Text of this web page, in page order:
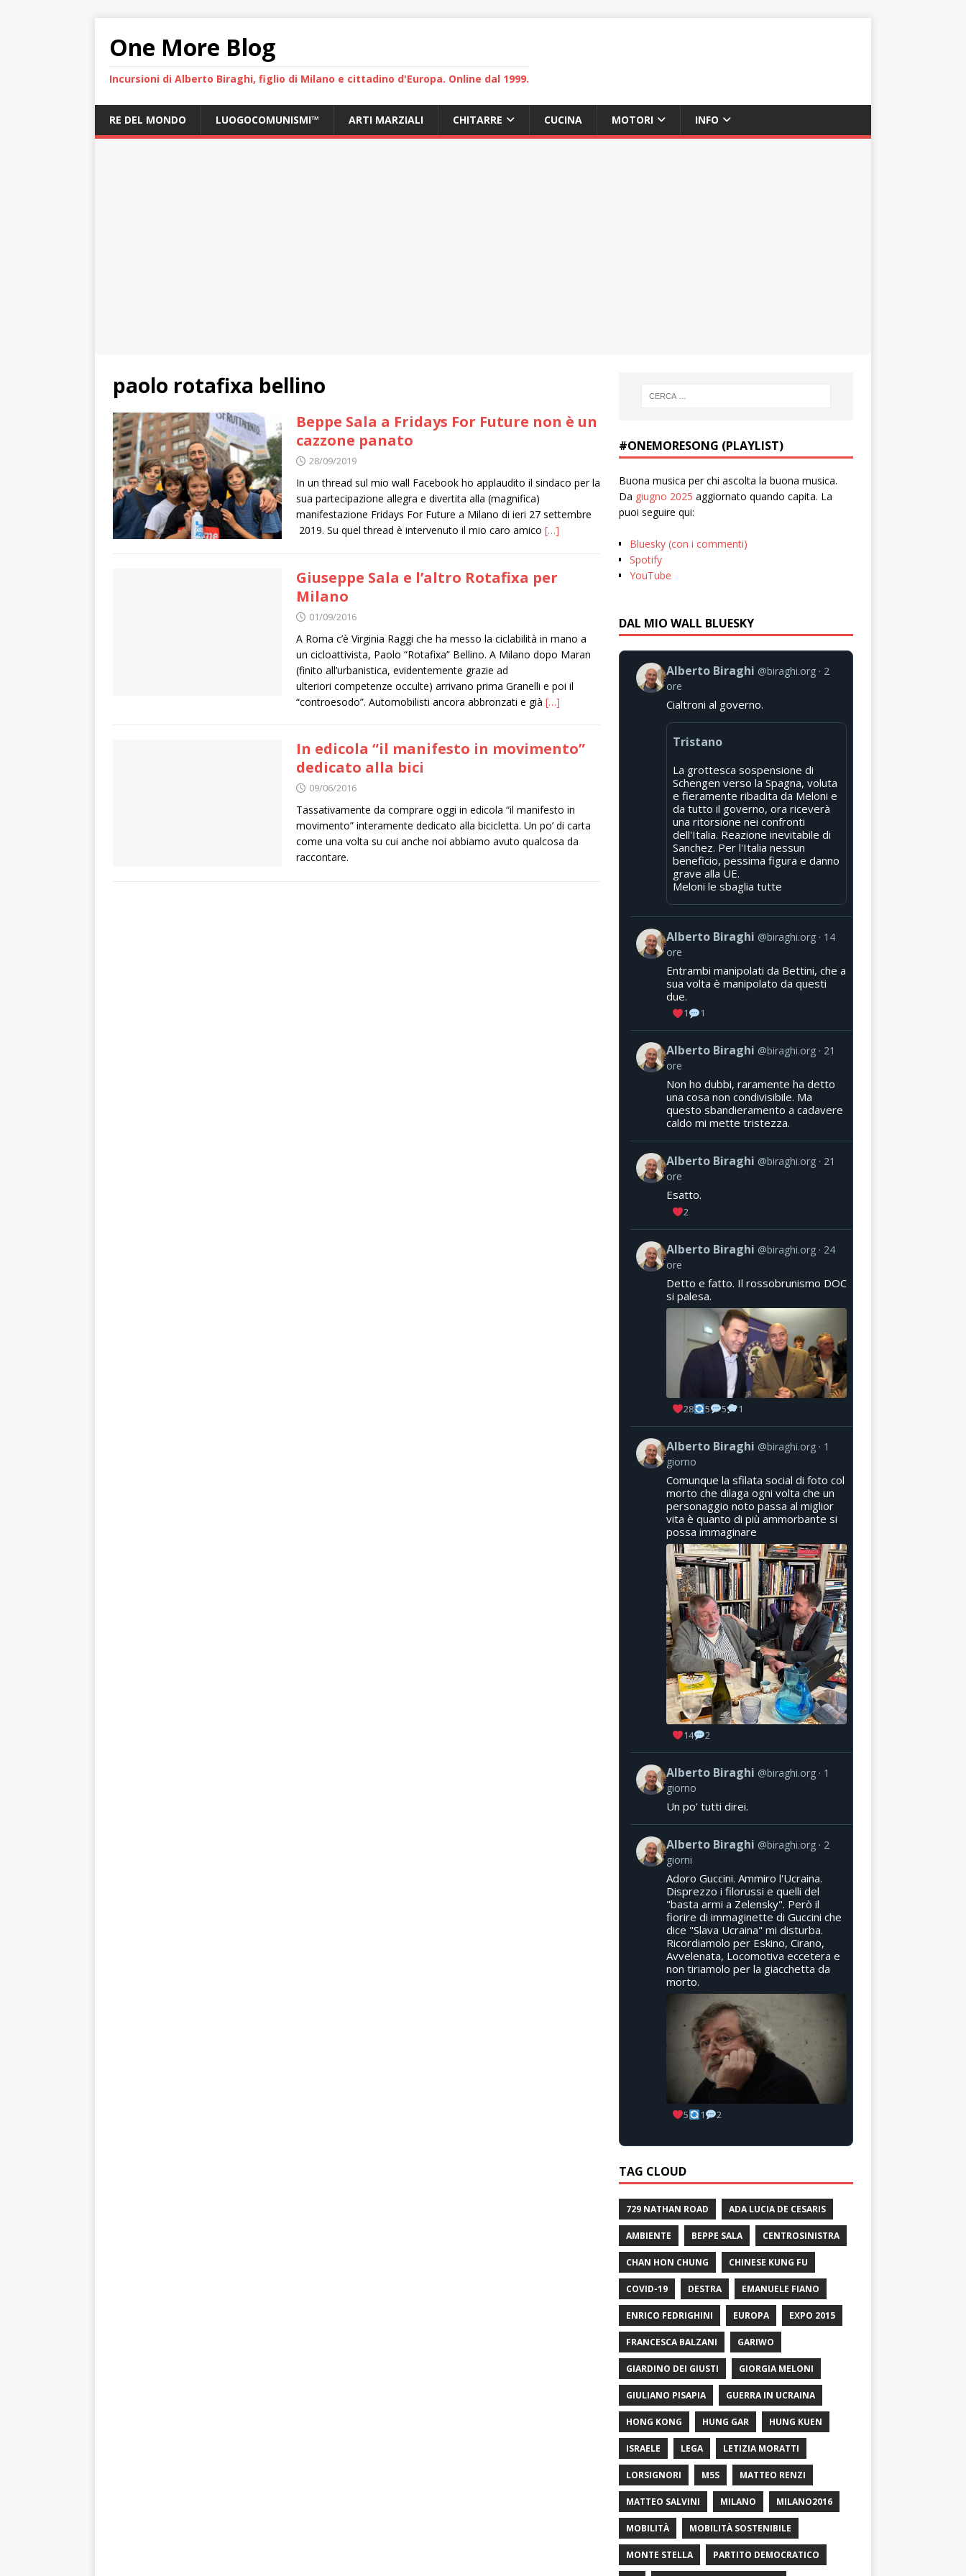
One More Blog
Incursioni di Alberto Biraghi, figlio di Milano e cittadino d'Europa. Online dal 1999.
RE DEL MONDO LUOGOCOMUNISMI™ ARTI MARZIALI CHITARRE CUCINA MOTORI INFO
paolo rotafixa bellino
Beppe Sala a Fridays For Future non è un
cazzone panato
28/09/2019
In un thread sul mio wall Facebook ho applaudito il sindaco per la
sua partecipazione allegra e divertita alla (magnifica)
manifestazione Fridays For Future a Milano di ieri 27 settembre
2019. Su quel thread è intervenuto il mio caro amico […]
Giuseppe Sala e l’altro Rotafixa per
Milano
01/09/2016
A Roma c’è Virginia Raggi che ha messo la ciclabilità in mano a
un cicloattivista, Paolo “Rotafixa” Bellino. A Milano dopo Maran
(finito all’urbanistica, evidentemente grazie ad
ulteriori competenze occulte) arrivano prima Granelli e poi il
“controesodo”. Automobilisti ancora abbronzati e già […]
In edicola “il manifesto in movimento”
dedicato alla bici
09/06/2016
Tassativamente da comprare oggi in edicola “il manifesto in
movimento” interamente dedicato alla bicicletta. Un po’ di carta
come una volta su cui anche noi abbiamo avuto qualcosa da
raccontare.
#ONEMORESONG (PLAYLIST)
Buona musica per chi ascolta la buona musica.
Da giugno 2025 aggiornato quando capita. La
puoi seguire qui:
Bluesky (con i commenti)
Spotify
YouTube
DAL MIO WALL BLUESKY
Alberto Biraghi @biraghi.org
2
ore
Cialtroni al governo.
Tristano
La grottesca sospensione di
Schengen verso la Spagna, voluta
e fieramente ribadita da Meloni e
da tutto il governo, ora riceverà
una ritorsione nei confronti
dell'Italia. Reazione inevitabile di
Sanchez. Per l'Italia nessun
beneficio, pessima figura e danno
grave alla UE.
Meloni le sbaglia tutte
Alberto Biraghi @biraghi.org
14
ore
Entrambi manipolati da Bettini, che a
sua volta è manipolato da questi
due.
1 1
Alberto Biraghi @biraghi.org
21
ore
Non ho dubbi, raramente ha detto
una cosa non condivisibile. Ma
questo sbandieramento a cadavere
caldo mi mette tristezza.
Alberto Biraghi @biraghi.org
21
ore
Esatto.
2
Alberto Biraghi @biraghi.org
24
ore
Detto e fatto. Il rossobrunismo DOC
si palesa.
28 5 5 1
Alberto Biraghi @biraghi.org
1
giorno
Comunque la sfilata social di foto col
morto che dilaga ogni volta che un
personaggio noto passa al miglior
vita è quanto di più ammorbante si
possa immaginare
14 2
Alberto Biraghi @biraghi.org
1
giorno
Un po' tutti direi.
Alberto Biraghi @biraghi.org
2
giorni
Adoro Guccini. Ammiro l'Ucraina.
Disprezzo i filorussi e quelli del
"basta armi a Zelensky". Però il
fiorire di immaginette di Guccini che
dice "Slava Ucraina" mi disturba.
Ricordiamolo per Eskino, Cirano,
Avvelenata, Locomotiva eccetera e
non tiriamolo per la giacchetta da
morto.
5 1 2
TAG CLOUD
729 NATHAN ROAD ADA LUCIA DE CESARIS
AMBIENTE BEPPE SALA CENTROSINISTRA
CHAN HON CHUNG CHINESE KUNG FU
COVID-19 DESTRA EMANUELE FIANO
ENRICO FEDRIGHINI EUROPA EXPO 2015
FRANCESCA BALZANI GARIWO
GIARDINO DEI GIUSTI GIORGIA MELONI
GIULIANO PISAPIA GUERRA IN UCRAINA
HONG KONG HUNG GAR HUNG KUEN
ISRAELE LEGA LETIZIA MORATTI
LORSIGNORI M5S MATTEO RENZI
MATTEO SALVINI MILANO MILANO2016
MOBILITÀ MOBILITÀ SOSTENIBILE
MONTE STELLA PARTITO DEMOCRATICO